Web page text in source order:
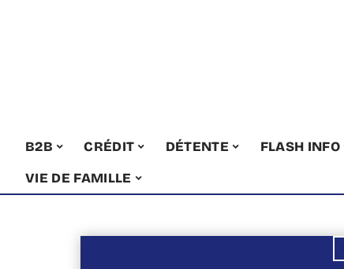
B2B CRÉDIT DÉTENTE FLASH INFO
VIE DE FAMILLE